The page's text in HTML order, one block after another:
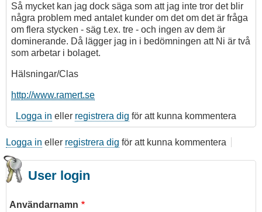
Så mycket kan jag dock säga som att jag inte tror det blir
några problem med antalet kunder om det om det är fråga
om flera stycken - säg t.ex. tre - och ingen av dem är
dominerande. Då lägger jag in i bedömningen att Ni är två
som arbetar i bolaget.
Hälsningar/Clas
http://www.ramert.se
Logga in eller registrera dig för att kunna kommentera
Logga in eller registrera dig för att kunna kommentera
User login
Användarnamn